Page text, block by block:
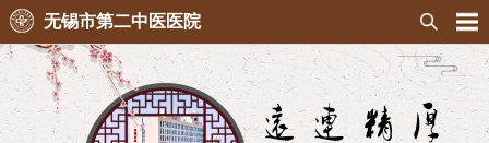
无锡市第二中医医院